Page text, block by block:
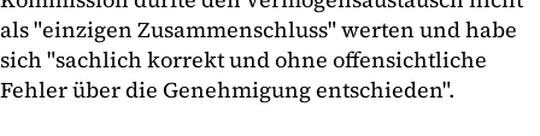
als "einzigen Zusammenschluss" werten und habe
sich "sachlich korrekt und ohne offensichtliche
Fehler über die Genehmigung entschieden".